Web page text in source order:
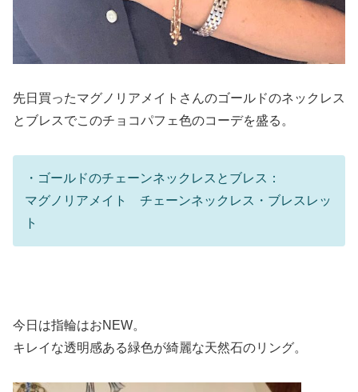
先日買ったマグノリアメイトさんのゴールドのネックレス
とブレスでこのチョコパフェ色のコーデを盛る。
・ゴールドのチェーンネックレスとブレス：
マグノリアメイト チェーンネックレス・ブレスレッ
ト
今日は指輪はおNEW。
キレイな透明感ある緑色が綺麗な天然石のリング。